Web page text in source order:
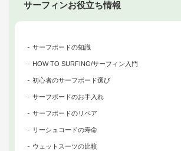
サーフィンお役立ち情報
サーフボードの知識
HOW TO SURFING/サーフィン入門
初心者のサーフボード選び
サーフボードのお手入れ
サーフボードのリペア
リーシュコードの寿命
ウェットスーツの比較